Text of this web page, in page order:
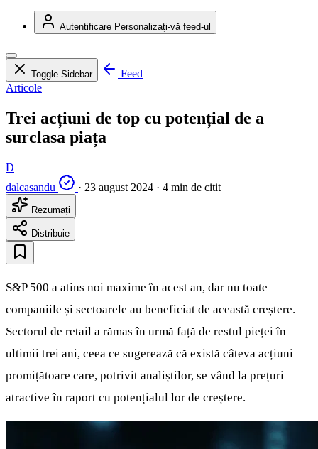
Autentificare Personalizați-vă feed-ul
Toggle Sidebar
Feed
Articole
Trei acțiuni de top cu potențial de a
surclasa piața
D
dalcasandu
· 23 august 2024 · 4 min de citit
Rezumați
Distribuie
S&P 500 a atins noi maxime în acest an, dar nu toate
companiile și sectoarele au beneficiat de această creștere.
Sectorul de retail a rămas în urmă față de restul pieței în
ultimii trei ani, ceea ce sugerează că există câteva acțiuni
promițătoare care, potrivit analiștilor, se vând la prețuri
atractive în raport cu potențialul lor de creștere.